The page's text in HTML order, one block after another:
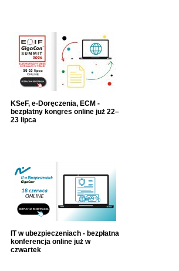
KSeF, e-Doręczenia, ECM -
bezpłatny kongres online już 22–
23 lipca
IT w ubezpieczeniach - bezpłatna
konferencja online już w
czwartek